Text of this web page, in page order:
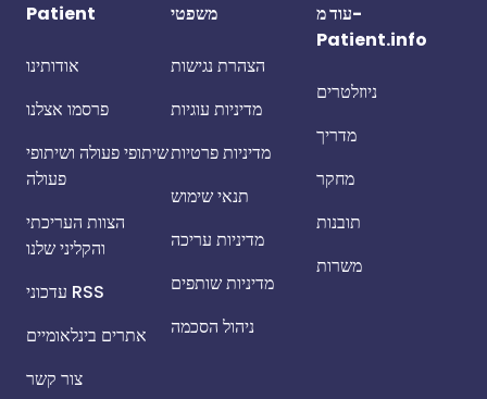
Patient
אודותינו
פרסמו אצלנו
שיתופי פעולה ושיתופי
פעולה
הצוות העריכתי
והקליני שלנו
עדכוני RSS
אתרים בינלאומיים
צור קשר
משפטי
הצהרת נגישות
מדיניות עוגיות
מדיניות פרטיות
תנאי שימוש
מדיניות עריכה
מדיניות שותפים
ניהול הסכמה
עוד מ-
Patient.info
ניוזלטרים
מדריך
מחקר
תובנות
משרות